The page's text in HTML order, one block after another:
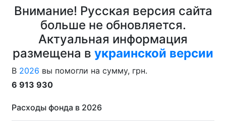
Внимание! Русская версия сайта
больше не обновляется.
Актуальная информация
размещена в украинской версии
В 2026 вы помогли на сумму, грн.
6 913 930
Расходы фонда в 2026